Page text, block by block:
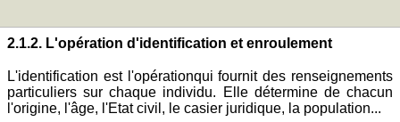
2.1.2. L'opération d'identification et enroulement
L'identification est l'opérationqui fournit des renseignements
particuliers sur chaque individu. Elle détermine de chacun
l'origine, l'âge, l'Etat civil, le casier juridique, la population...